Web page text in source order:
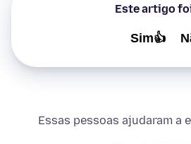
Este artigo
Sim👍
Essas pessoas ajudaram a